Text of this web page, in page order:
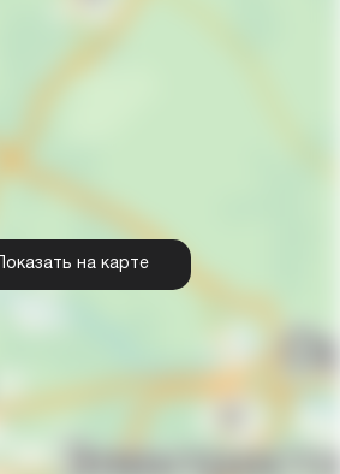
Показать на карте